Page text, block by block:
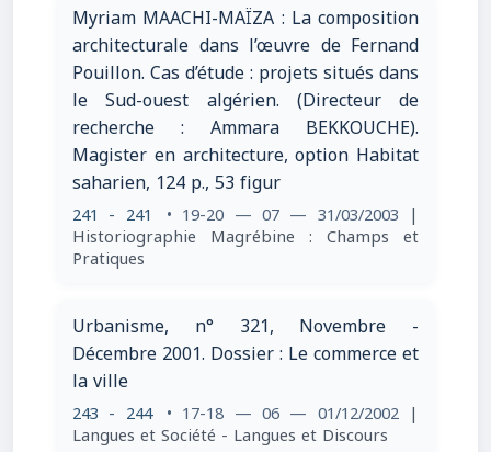
Myriam MAACHI-MAÏZA : La composition
architecturale dans l’œuvre de Fernand
Pouillon. Cas d’étude : projets situés dans
le Sud-ouest algérien. (Directeur de
recherche : Ammara BEKKOUCHE).
Magister en architecture, option Habitat
saharien, 124 p., 53 figur
241 - 241 • 19-20 — 07 — 31/03/2003 |
Historiographie Magrébine : Champs et
Pratiques
Urbanisme, n° 321, Novembre -
Décembre 2001. Dossier : Le commerce et
la ville
243 - 244 • 17-18 — 06 — 01/12/2002 |
Langues et Société - Langues et Discours